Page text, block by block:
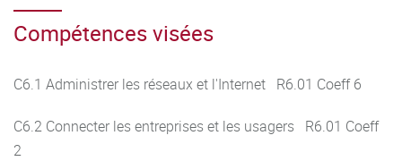
Compétences visées
C6.1 Administrer les réseaux et l'Internet R6.01 Coeff 6
C6.2 Connecter les entreprises et les usagers R6.01 Coeff
2